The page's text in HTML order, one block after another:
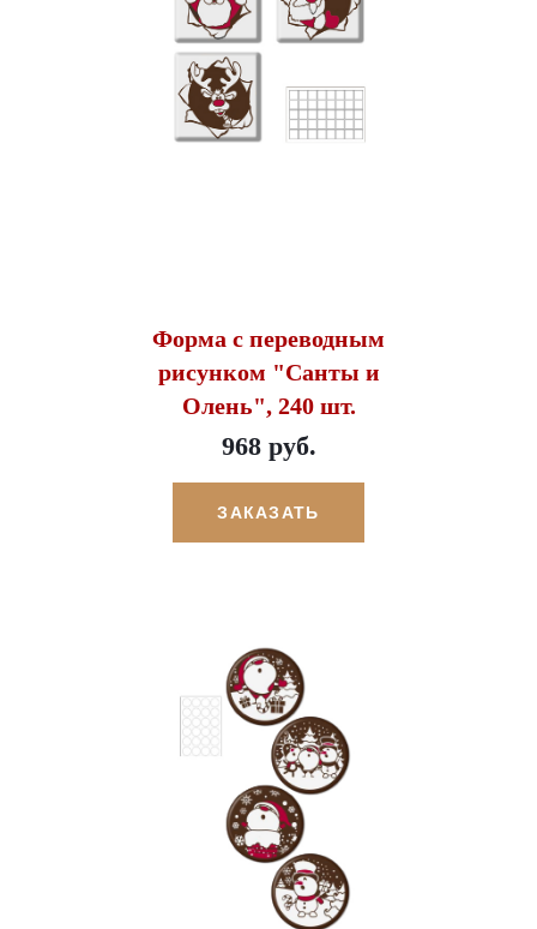
Форма с переводным
рисунком "Санты и
Олень", 240 шт.
968 руб.
ЗАКАЗАТЬ